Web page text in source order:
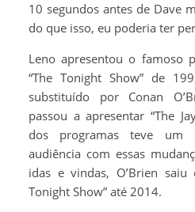
10 segundos antes de Dave
do que isso, eu poderia ter
Leno apresentou o famoso
“The Tonight Show” de
substituído por Conan
passou a apresentar “The
dos programas teve um
audiência com essas
idas e vindas, O’Brien
Tonight Show” até 2014.